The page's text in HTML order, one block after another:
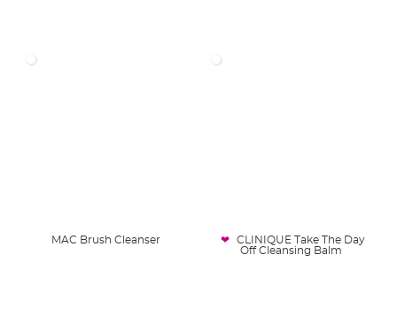
MAC Brush Cleanser
CLINIQUE Take The Day
Off Cleansing Balm